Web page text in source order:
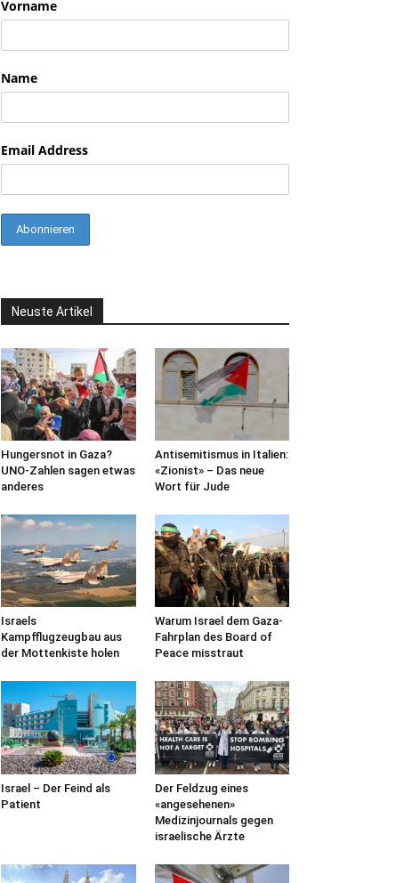
Vorname
Name
Email Address
Neuste Artikel
Hungersnot in Gaza?
UNO-Zahlen sagen etwas
anderes
Antisemitismus in Italien:
«Zionist» – Das neue
Wort für Jude
Israels
Kampfflugzeugbau aus
der Mottenkiste holen
Warum Israel dem Gaza-
Fahrplan des Board of
Peace misstraut
Israel – Der Feind als
Patient
Der Feldzug eines
«angesehenen»
Medizinjournals gegen
israelische Ärzte